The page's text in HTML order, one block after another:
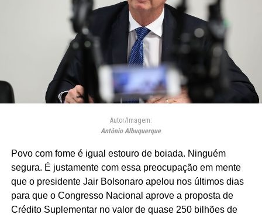
Autor/Imagem:
Antônio Albuquerque
Povo com fome é igual estouro de boiada. Ninguém
segura. É justamente com essa preocupação em mente
que o presidente Jair Bolsonaro apelou nos últimos dias
para que o Congresso Nacional aprove a proposta de
Crédito Suplementar no valor de quase 250 bilhões de